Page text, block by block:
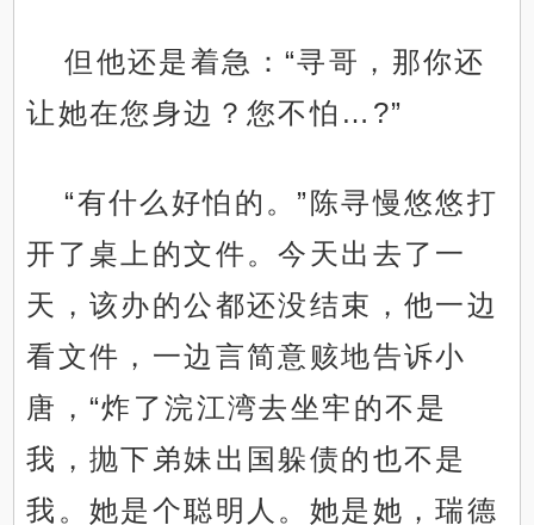
但他还是着急：“寻哥，那你还
让她在您身边？您不怕…?”
“有什么好怕的。”陈寻慢悠悠打
开了桌上的文件。今天出去了一
天，该办的公都还没结束，他一边
看文件，一边言简意赅地告诉小
唐，“炸了浣江湾去坐牢的不是
我，抛下弟妹出国躲债的也不是
我。她是个聪明人。她是她，瑞德